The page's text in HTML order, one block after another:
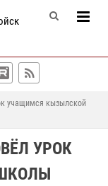
учащимся кызылской
УРОК